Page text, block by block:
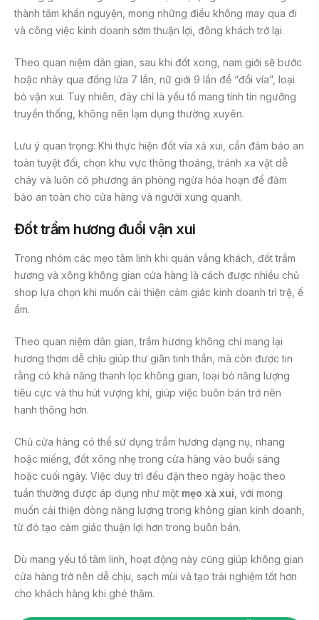
thành tâm khấn nguyện, mong những điều không may qua đi
và công việc kinh doanh sớm thuận lợi, đông khách trở lại.
Theo quan niệm dân gian, sau khi đốt xong, nam giới sẽ bước
hoặc nhảy qua đống lửa 7 lần, nữ giới 9 lần để “đổi vía”, loại
bỏ vận xui. Tuy nhiên, đây chỉ là yếu tố mang tính tín ngưỡng
truyền thống, không nên lạm dụng thường xuyên.
Lưu ý quan trọng: Khi thực hiện đốt vía xả xui, cần đảm bảo an
toàn tuyệt đối, chọn khu vực thông thoáng, tránh xa vật dễ
cháy và luôn có phương án phòng ngừa hỏa hoạn để đảm
bảo an toàn cho cửa hàng và người xung quanh.
Đốt trầm hương đuổi vận xui
Trong nhóm các mẹo tâm linh khi quán vắng khách, đốt trầm
hương và xông không gian cửa hàng là cách được nhiều chủ
shop lựa chọn khi muốn cải thiện cảm giác kinh doanh trì trệ, ế
ẩm.
Theo quan niệm dân gian, trầm hương không chỉ mang lại
hương thơm dễ chịu giúp thư giãn tinh thần, mà còn được tin
rằng có khả năng thanh lọc không gian, loại bỏ năng lượng
tiêu cực và thu hút vượng khí, giúp việc buôn bán trở nên
hanh thông hơn.
Chủ cửa hàng có thể sử dụng trầm hương dạng nụ, nhang
hoặc miếng, đốt xông nhẹ trong cửa hàng vào buổi sáng
hoặc cuối ngày. Việc duy trì đều đặn theo ngày hoặc theo
tuần thường được áp dụng như một mẹo xả xui , với mong
muốn cải thiện dòng năng lượng trong không gian kinh doanh,
từ đó tạo cảm giác thuận lợi hơn trong buôn bán.
Dù mang yếu tố tâm linh, hoạt động này cũng giúp không gian
cửa hàng trở nên dễ chịu, sạch mùi và tạo trải nghiệm tốt hơn
cho khách hàng khi ghé thăm.